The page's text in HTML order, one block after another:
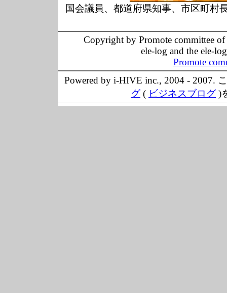
国会議員、都道府県知事、市区町村
Copyright by Promote committee
ele-log and the ele-
Promote
Powered by i-HIVE inc., 2004 - 2007.
グ( ビジネスブログ)